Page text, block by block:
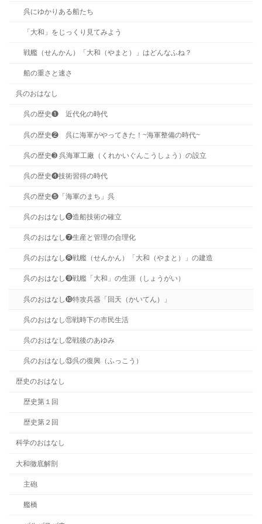
呉にゆかりある船たち
「大和」をじっくり見てみよう
戦艦（せんかん）「大和（やまと）」はどんなふね？
船の重さと速さ
呉のおはなし
呉の歴史❶ 近代化の時代
呉の歴史❷ 呉に海軍がやってきた！~海軍整備の時代~
呉の歴史➌ 呉海軍工廠（くれかいぐんこうしょう）の設立
呉の歴史❹技術習得の時代
呉の歴史❺「海軍のまち」呉
呉のおはなし❻造船技術の確立
呉のおはなし❼生産と管理の合理化
呉のおはなし❽戦艦（せんかん）「大和（やまと）」の建造
呉のおはなし❾戦艦「大和」の生涯（しょうがい）
呉のおはなし❿特攻兵器「回天（かいてん）」
呉のおはなし⑪戦時下の市民生活
呉のおはなし⑫戦後のあゆみ
呉のおはなし⑬呉の復興（ふっこう）
歴史のおはなし
歴史第１回
歴史第２回
科学のおはなし
大和徹底解剖
主砲
艦橋